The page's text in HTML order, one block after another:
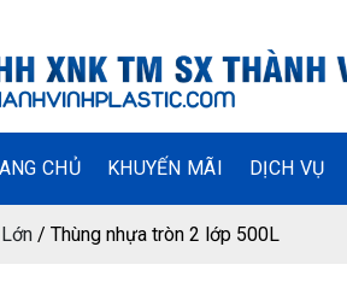
CHỦ KHUYẾN MÃI DỊCH VỤ
/ Thùng nhựa tròn 2 lớp 500L